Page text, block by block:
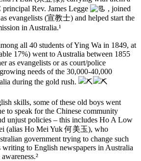
Rev. James Legge
, joined
evangelists (宣教士) and helped start the
in Australia.¹
all 40 students of Ying Wa in 1849, at
17%) went to Australia between 1855
as evangelists or as court/police
needs of the 30,000-40,000
during the gold rush.
skills, some of these old boys went
to speak for the Chinese community
unjust policies – this includes Ho A Low
(alias Ho Mei Yuk 何美玉), who
government trying to change such
writing to English newspapers in Australia